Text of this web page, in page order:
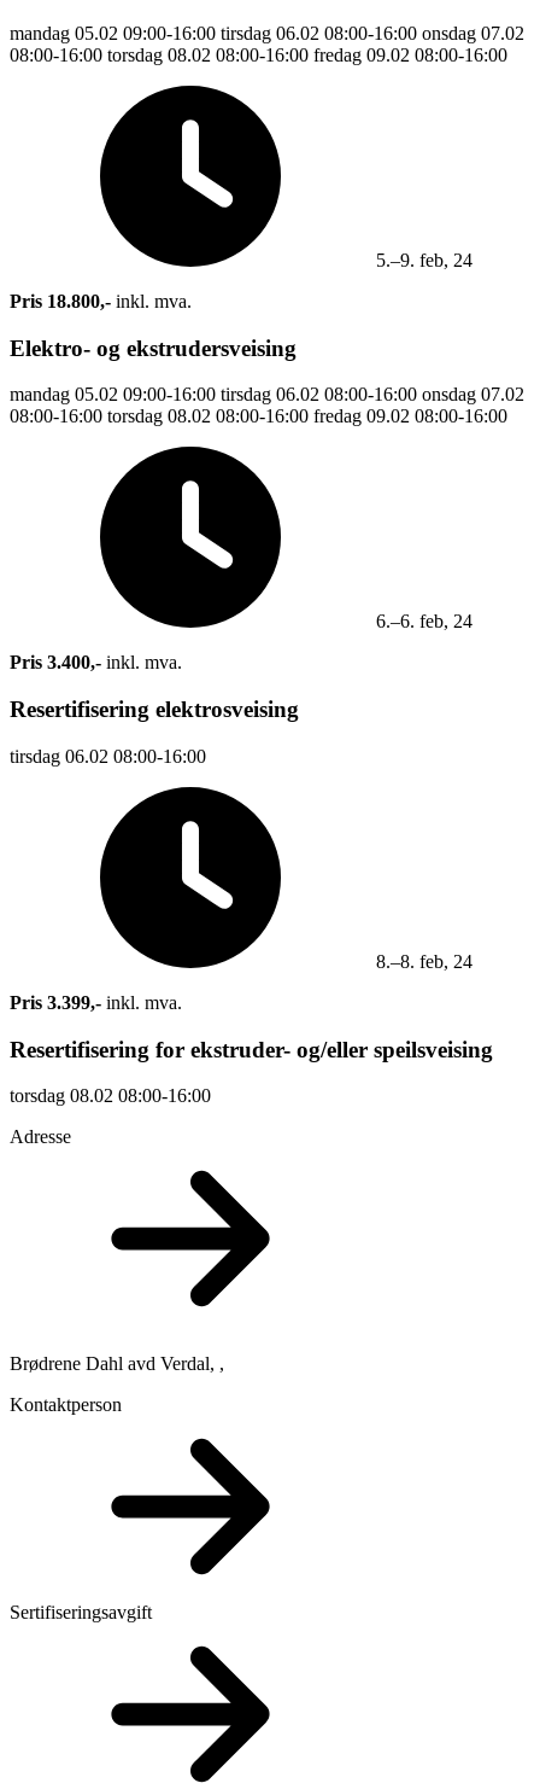
mandag 05.02 09:00-16:00 tirsdag 06.02 08:00-16:00 onsdag 07.02
08:00-16:00 torsdag 08.02 08:00-16:00 fredag 09.02 08:00-16:00
5.–9. feb, 24
Pris 18.800,- inkl. mva.
Elektro- og ekstrudersveising
mandag 05.02 09:00-16:00 tirsdag 06.02 08:00-16:00 onsdag 07.02
08:00-16:00 torsdag 08.02 08:00-16:00 fredag 09.02 08:00-16:00
6.–6. feb, 24
Pris 3.400,- inkl. mva.
Resertifisering elektrosveising
tirsdag 06.02 08:00-16:00
8.–8. feb, 24
Pris 3.399,- inkl. mva.
Resertifisering for ekstruder- og/eller speilsveising
torsdag 08.02 08:00-16:00
Adresse
Brødrene Dahl avd Verdal, ,
Kontaktperson
Sertifiseringsavgift